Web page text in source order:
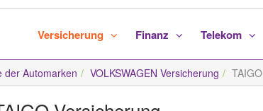
Versicherung Finanz Telekom
der Automarken VOLKSWAGEN Versicherung TAIGO